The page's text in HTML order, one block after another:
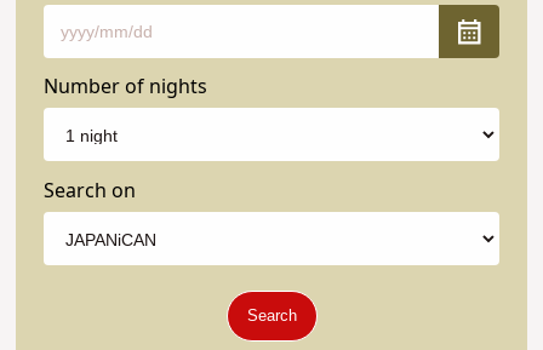
Number of nights
Search on
Search